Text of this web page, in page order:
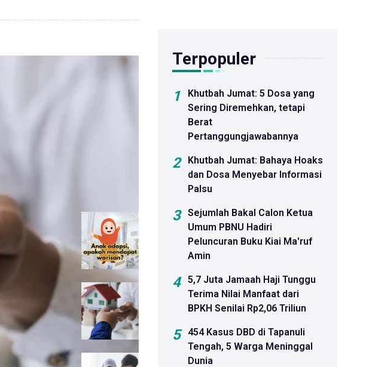
Qur’an
180–182 Al-Baqarah secara
Islam
Terpopuler
1
Khutbah Jumat: 5 Dosa yang
Sering Diremehkan, tetapi
Berat
Pertanggungjawabannya
2
Khutbah Jumat: Bahaya Hoaks
dan Dosa Menyebar Informasi
Palsu
3
Sejumlah Bakal Calon Ketua
Umum PBNU Hadiri
Peluncuran Buku Kiai Ma'ruf
Amin
4
5,7 Juta Jamaah Haji Tunggu
Terima Nilai Manfaat dari
BPKH Senilai Rp2,06 Triliun
5
454 Kasus DBD di Tapanuli
Tengah, 5 Warga Meninggal
Dunia